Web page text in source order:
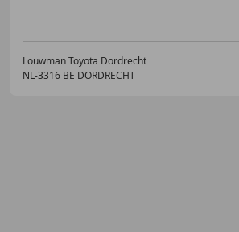
Louwman Toyota Dordrecht
NL-3316 BE DORDRECHT